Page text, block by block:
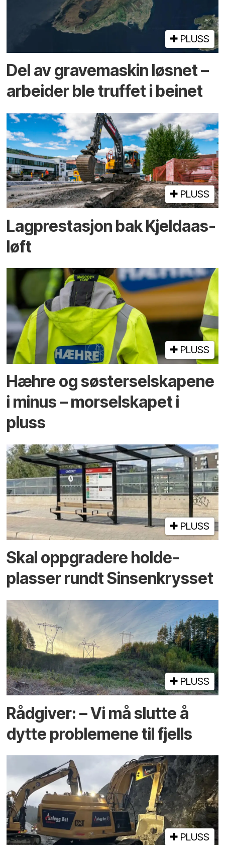
PLUSS
Del av grave­maskin løsnet –
arbeider ble truffet i beinet
PLUSS
Lagprestasjon bak Kjeldaas-
løft
PLUSS
Hæhre og søster­selskapene
i minus – mor­selskapet i
pluss
PLUSS
Skal oppgradere holde­
plasser rundt Sinsenkrysset
PLUSS
Rådgiver: – Vi må slutte å
dytte problemene til fjells
PLUSS